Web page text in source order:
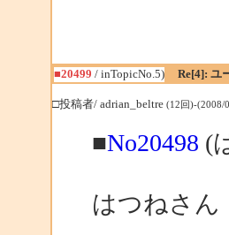
■20499 / inTopicNo.5) Re[4]: ユ
□投稿者/ adrian_beltre (12回)-(2008/
■No20498 (
はつねさん